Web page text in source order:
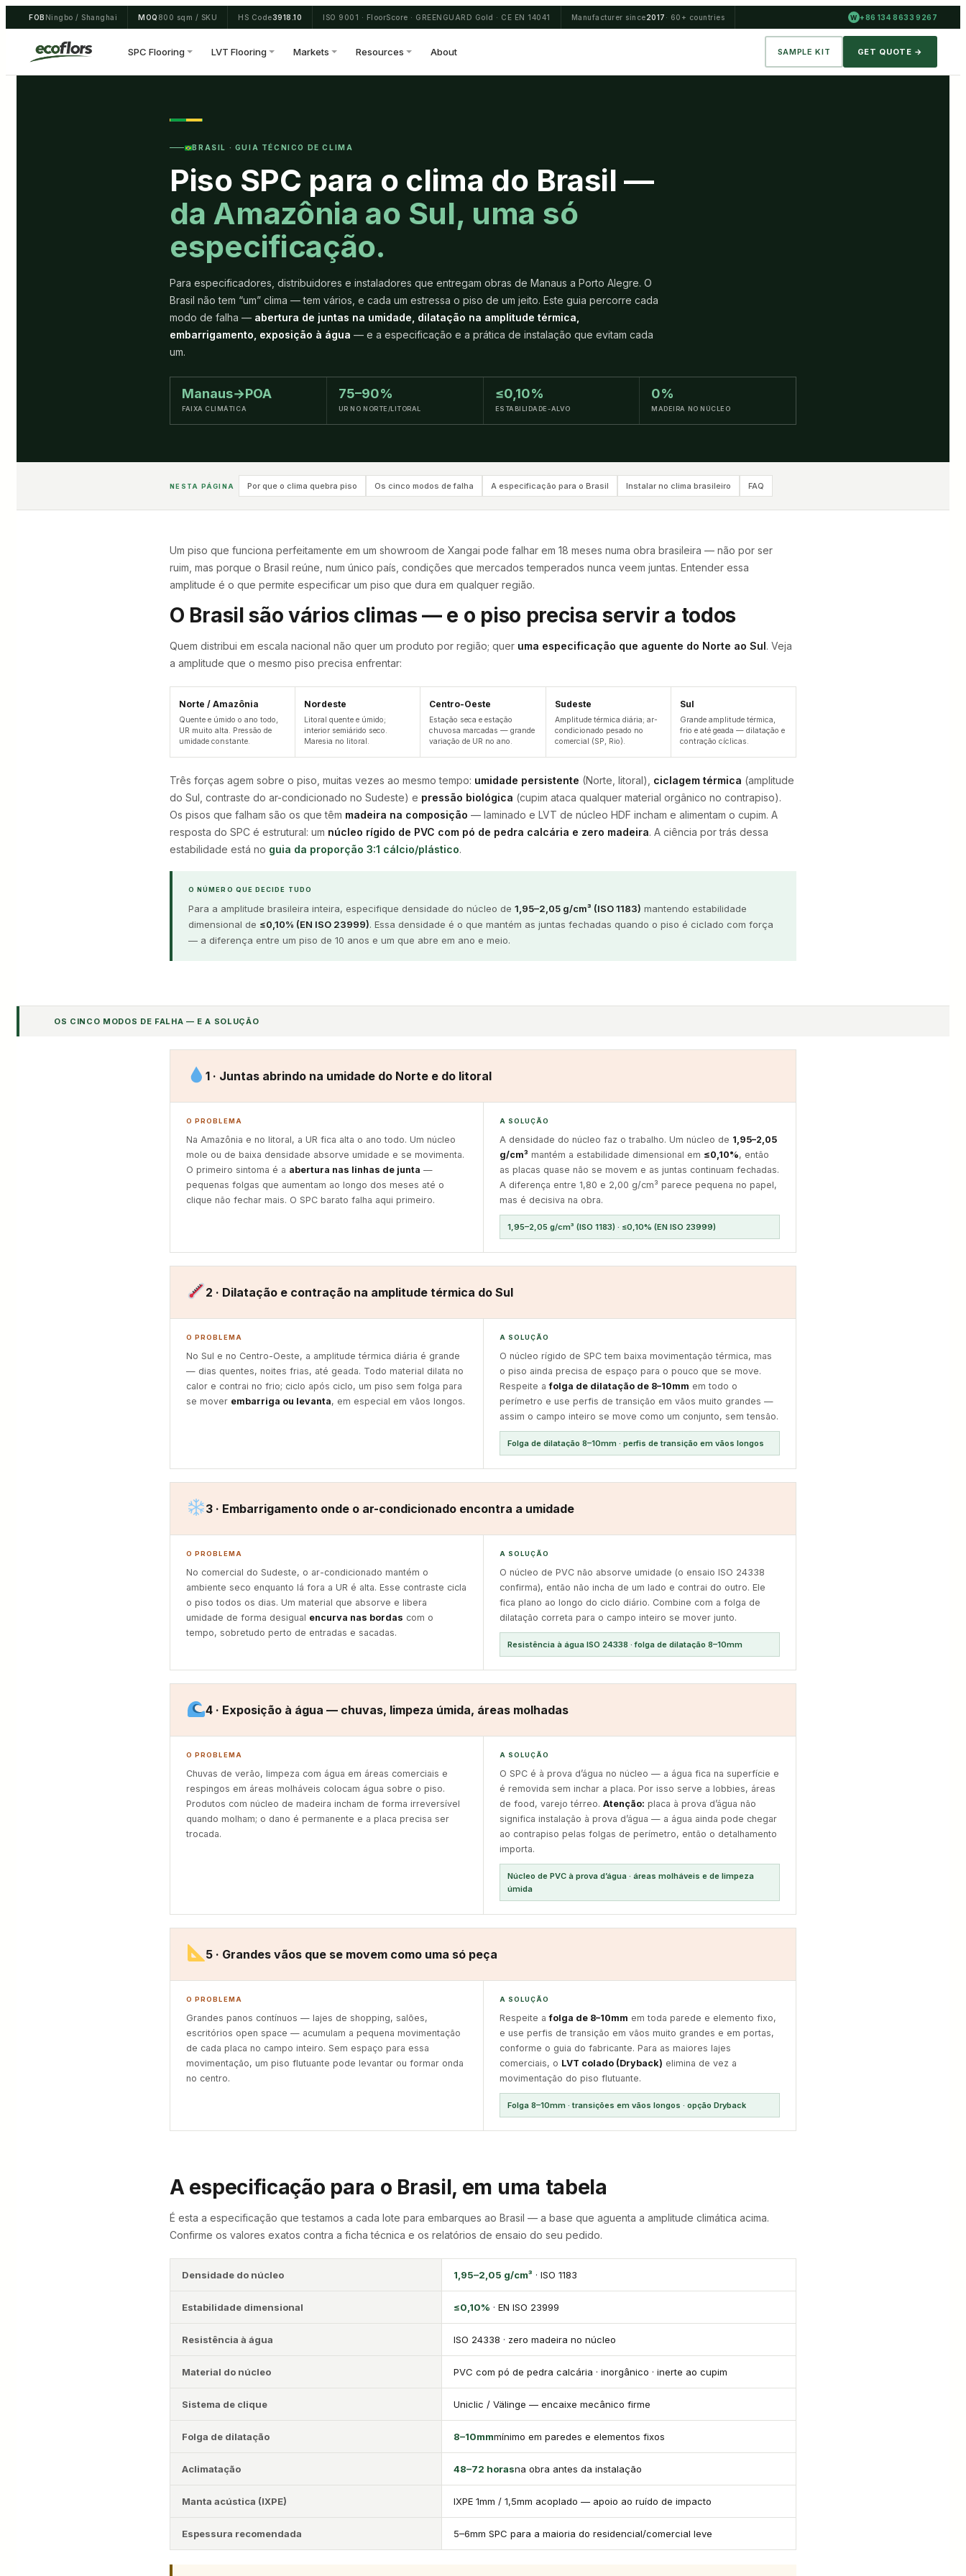
to
content
FOB Ningbo / Shanghai MOQ 800 sqm / SKU HS Code3918.10 ISO 9001 · FloorScore · GREENGUARD Gold · CE EN 14041 Manufacturer since2017 · 60+ countries W +86 134 8633 9267
SPC Flooring LVT Flooring Markets Resources About SAMPLE KIT GET QUOTE →
BRASIL · GUIA TÉCNICO DE CLIMA
Piso SPC para o clima do Brasil —
da Amazônia ao Sul, uma só
especificação.
Para especificadores, distribuidores e instaladores que entregam obras de Manaus a Porto Alegre. O
Brasil não tem “um” clima — tem vários, e cada um estressa o piso de um jeito. Este guia percorre cada
modo de falha — abertura de juntas na umidade, dilatação na amplitude térmica,
embarrigamento, exposição à água — e a especificação e a prática de instalação que evitam cada
um.
Manaus→POA
FAIXA CLIMÁTICA
75–90%
UR NO NORTE/LITORAL
≤0,10%
ESTABILIDADE-ALVO
0%
MADEIRA NO NÚCLEO
NESTA PÁGINA Por que o clima quebra piso Os cinco modos de falha A especificação para o Brasil Instalar no clima brasileiro FAQ
Um piso que funciona perfeitamente em um showroom de Xangai pode falhar em 18 meses numa obra brasileira — não por ser
ruim, mas porque o Brasil reúne, num único país, condições que mercados temperados nunca veem juntas. Entender essa
amplitude é o que permite especificar um piso que dura em qualquer região.
O Brasil são vários climas — e o piso precisa servir a todos
Quem distribui em escala nacional não quer um produto por região; quer uma especificação que aguente do Norte ao Sul. Veja
a amplitude que o mesmo piso precisa enfrentar:
Norte / Amazônia
Quente e úmido o ano todo,
UR muito alta. Pressão de
umidade constante.
Nordeste
Litoral quente e úmido;
interior semiárido seco.
Maresia no litoral.
Centro-Oeste
Estação seca e estação
chuvosa marcadas — grande
variação de UR no ano.
Sudeste
Amplitude térmica diária; ar-
condicionado pesado no
comercial (SP, Rio).
Sul
Grande amplitude térmica,
frio e até geada — dilatação e
contração cíclicas.
Três forças agem sobre o piso, muitas vezes ao mesmo tempo: umidade persistente (Norte, litoral), ciclagem térmica (amplitude
do Sul, contraste do ar-condicionado no Sudeste) e pressão biológica (cupim ataca qualquer material orgânico no contrapiso).
Os pisos que falham são os que têm madeira na composição — laminado e LVT de núcleo HDF incham e alimentam o cupim. A
resposta do SPC é estrutural: um núcleo rígido de PVC com pó de pedra calcária e zero madeira. A ciência por trás dessa
estabilidade está no guia da proporção 3:1 cálcio/plástico.
O NÚMERO QUE DECIDE TUDO
Para a amplitude brasileira inteira, especifique densidade do núcleo de 1,95–2,05 g/cm³ (ISO 1183) mantendo estabilidade
dimensional de ≤0,10% (EN ISO 23999). Essa densidade é o que mantém as juntas fechadas quando o piso é ciclado com força
— a diferença entre um piso de 10 anos e um que abre em ano e meio.
OS CINCO MODOS DE FALHA — E A SOLUÇÃO
1 · Juntas abrindo na umidade do Norte e do litoral
O PROBLEMA
Na Amazônia e no litoral, a UR fica alta o ano todo. Um núcleo
mole ou de baixa densidade absorve umidade e se movimenta.
O primeiro sintoma é a abertura nas linhas de junta —
pequenas folgas que aumentam ao longo dos meses até o
clique não fechar mais. O SPC barato falha aqui primeiro.
A SOLUÇÃO
A densidade do núcleo faz o trabalho. Um núcleo de 1,95–2,05
g/cm³ mantém a estabilidade dimensional em ≤0,10%, então
as placas quase não se movem e as juntas continuam fechadas.
A diferença entre 1,80 e 2,00 g/cm³ parece pequena no papel,
mas é decisiva na obra.
1,95–2,05 g/cm³ (ISO 1183) · ≤0,10% (EN ISO 23999)
2 · Dilatação e contração na amplitude térmica do Sul
O PROBLEMA
No Sul e no Centro-Oeste, a amplitude térmica diária é grande
— dias quentes, noites frias, até geada. Todo material dilata no
calor e contrai no frio; ciclo após ciclo, um piso sem folga para
se mover embarriga ou levanta, em especial em vãos longos.
A SOLUÇÃO
O núcleo rígido de SPC tem baixa movimentação térmica, mas
o piso ainda precisa de espaço para o pouco que se move.
Respeite afolga de dilatação de 8–10mm em todo o
perímetro e use perfis de transição em vãos muito grandes —
assim o campo inteiro se move como um conjunto, sem tensão.
Folga de dilatação 8–10mm · perfis de transição em vãos longos
3 · Embarrigamento onde o ar-condicionado encontra a umidade
O PROBLEMA
No comercial do Sudeste, o ar-condicionado mantém o
ambiente seco enquanto lá fora a UR é alta. Esse contraste cicla
o piso todos os dias. Um material que absorve e libera
umidade de forma desigual encurva nas bordas com o
tempo, sobretudo perto de entradas e sacadas.
A SOLUÇÃO
O núcleo de PVC não absorve umidade (o ensaio ISO 24338
confirma), então não incha de um lado e contrai do outro. Ele
fica plano ao longo do ciclo diário. Combine com a folga de
dilatação correta para o campo inteiro se mover junto.
Resistência à água ISO 24338 · folga de dilatação 8–10mm
4 · Exposição à água — chuvas, limpeza úmida, áreas molhadas
O PROBLEMA
Chuvas de verão, limpeza com água em áreas comerciais e
respingos em áreas molháveis colocam água sobre o piso.
Produtos com núcleo de madeira incham de forma irreversível
quando molham; o dano é permanente e a placa precisa ser
trocada.
A SOLUÇÃO
O SPC é à prova d’água no núcleo — a água fica na superfície e
é removida sem inchar a placa. Por isso serve a lobbies, áreas
de food, varejo térreo. Atenção: placa à prova d’água não
significa instalação à prova d’água — a água ainda pode chegar
ao contrapiso pelas folgas de perímetro, então o detalhamento
importa.
Núcleo de PVC à prova d’água · áreas molháveis e de limpeza
úmida
5 · Grandes vãos que se movem como uma só peça
O PROBLEMA
Grandes panos contínuos — lajes de shopping, salões,
escritórios open space — acumulam a pequena movimentação
de cada placa no campo inteiro. Sem espaço para essa
movimentação, um piso flutuante pode levantar ou formar onda
no centro.
A SOLUÇÃO
Respeite afolga de 8–10mm em toda parede e elemento fixo,
e use perfis de transição em vãos muito grandes e em portas,
conforme o guia do fabricante. Para as maiores lajes
comerciais, o LVT colado (Dryback) elimina de vez a
movimentação do piso flutuante.
Folga 8–10mm · transições em vãos longos · opção Dryback
A especificação para o Brasil, em uma tabela
É esta a especificação que testamos a cada lote para embarques ao Brasil — a base que aguenta a amplitude climática acima.
Confirme os valores exatos contra a ficha técnica e os relatórios de ensaio do seu pedido.
Densidade do núcleo 1,95–2,05 g/cm³ · ISO 1183
Estabilidade dimensional ≤0,10% · EN ISO 23999
Resistência à água ISO 24338 · zero madeira no núcleo
Material do núcleo PVC com pó de pedra calcária · inorgânico · inerte ao cupim
Sistema de clique Uniclic / Välinge — encaixe mecânico firme
Folga de dilatação 8–10mmmínimo em paredes e elementos fixos
Aclimatação 48–72 horasna obra antes da instalação
Manta acústica (IXPE) IXPE 1mm / 1,5mm acoplado — apoio ao ruído de impacto
Espessura recomendada 5–6mm SPC para a maioria do residencial/comercial leve